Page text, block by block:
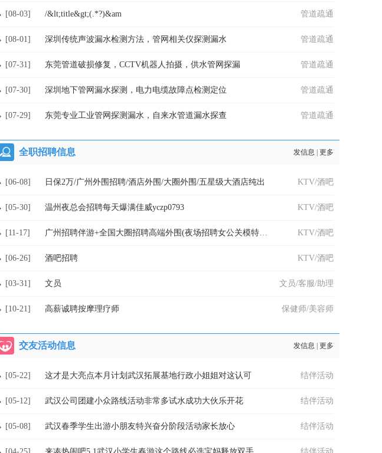
[08-03] /&lt;title&gt;(.*?)&am 管道疏通
[08-01] 深圳传统声波漏水检测方法，管网相关仪探测漏水 管道疏通
[07-31] 东莞管道破损修复，CCTV机器人拍摄，供水管网探漏 管道疏通
[07-30] 深圳地下管网漏水探测，电力电缆故障点检测定位 管道疏通
[07-29] 东莞专业工业管网探测漏水，自来水管道漏水探查 管道疏通
全职招聘信息 发信息 更多
[06-08] 日保2万/广州外围招聘/酒店外围/大圈外围/五星级大酒店纯出 KTV/酒吧
[05-30] 温州夜总会招聘每天爆满佳威yczp0793 KTV/酒吧
[11-17] 广州招聘伴游+全国大圈招聘高端外围(夜场招聘女公关模特名媛空 KTV/酒吧
[06-26] 酒吧招聘 KTV/酒吧
[03-31] 文员 文员/客服/助理
[10-21] 高薪诚聘按摩理疗师 保健师/美容师
交友活动信息 发信息 更多
[05-22] 这才是大亮点本月计划武汉拓展基地行政小姐姐对这认可 结伴活动
[05-12] 武汉公司团建小众路线活动非常多试水成功大伙乐开花 结伴活动
[05-08] 武汉春季学生出游小朋友特兴奋分阶段活动家长放心 结伴活动